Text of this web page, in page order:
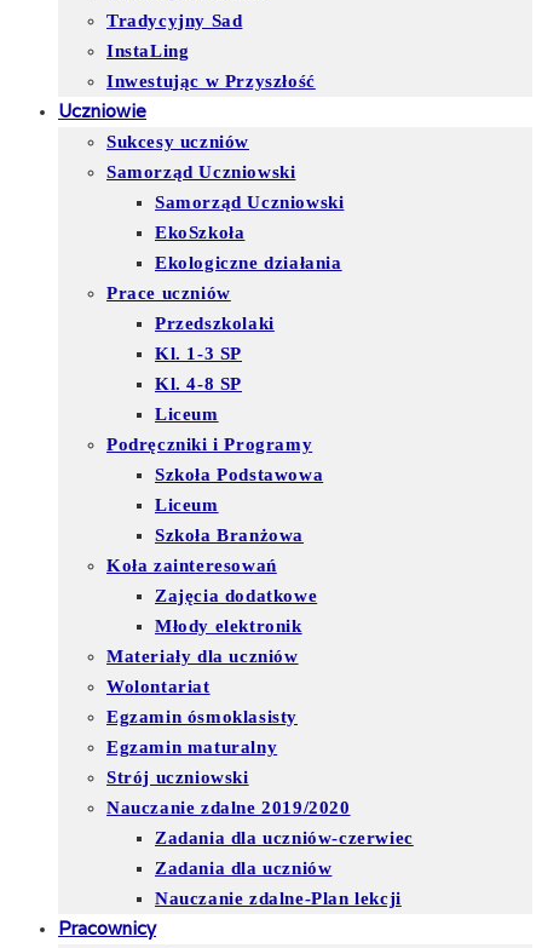
Tradycyjny Sad
InstaLing
Inwestując w Przyszłość
Uczniowie
Sukcesy uczniów
Samorząd Uczniowski
Samorząd Uczniowski
EkoSzkoła
Ekologiczne działania
Prace uczniów
Przedszkolaki
Kl. 1-3 SP
Kl. 4-8 SP
Liceum
Podręczniki i Programy
Szkoła Podstawowa
Liceum
Szkoła Branżowa
Koła zainteresowań
Zajęcia dodatkowe
Młody elektronik
Materiały dla uczniów
Wolontariat
Egzamin ósmoklasisty
Egzamin maturalny
Strój uczniowski
Nauczanie zdalne 2019/2020
Zadania dla uczniów-czerwiec
Zadania dla uczniów
Nauczanie zdalne-Plan lekcji
Pracownicy